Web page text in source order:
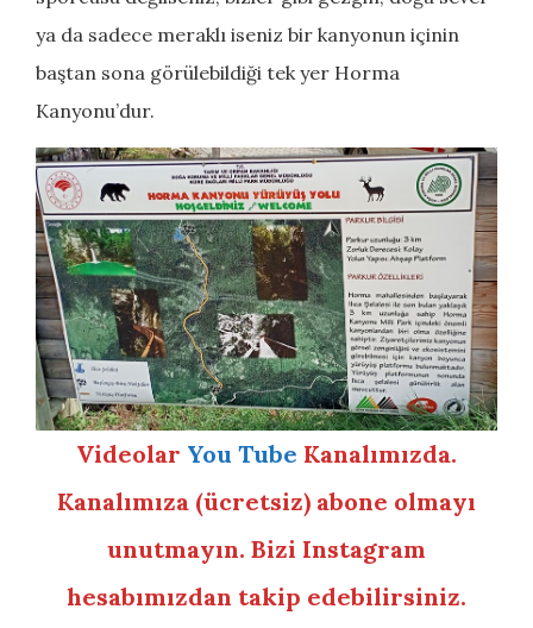
ya da sadece meraklı iseniz bir kanyonun içinin
baştan sona görülebildiği tek yer Horma
Kanyonu’dur.
Videolar You Tube Kanalımızda.
Kanalımıza (ücretsiz) abone olmayı
unutmayın. Bizi Instagram
hesabımızdan takip edebilirsiniz.